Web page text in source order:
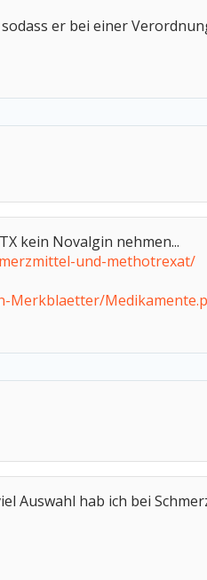
er bei einer
kein Novalgin nehmen...
und-methotrexat/
Merkblaetter/
Auswahl hab ich bei